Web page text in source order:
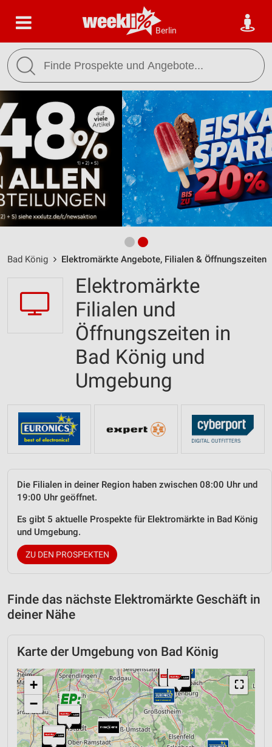
Berlin
Bad König Elektromärkte Angebote, Filialen & Öffnungszeiten
Elektromärkte
Filialen und
Öffnungszeiten in
Bad König und
Umgebung
Die Filialen in deiner Region haben zwischen 08:00 Uhr und
19:00 Uhr geöffnet.
Es gibt 5 aktuelle Prospekte für Elektromärkte in Bad König
und Umgebung.
ZU DEN PROSPEKTEN
Finde das nächste Elektromärkte Geschäft in
deiner Nähe
Karte der Umgebung von Bad König
⛶
+
−